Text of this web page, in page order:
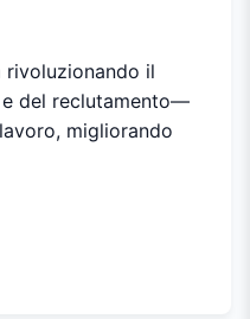
il
del reclutamento—
migliorando